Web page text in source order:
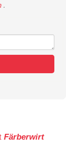
.
Färberwirt